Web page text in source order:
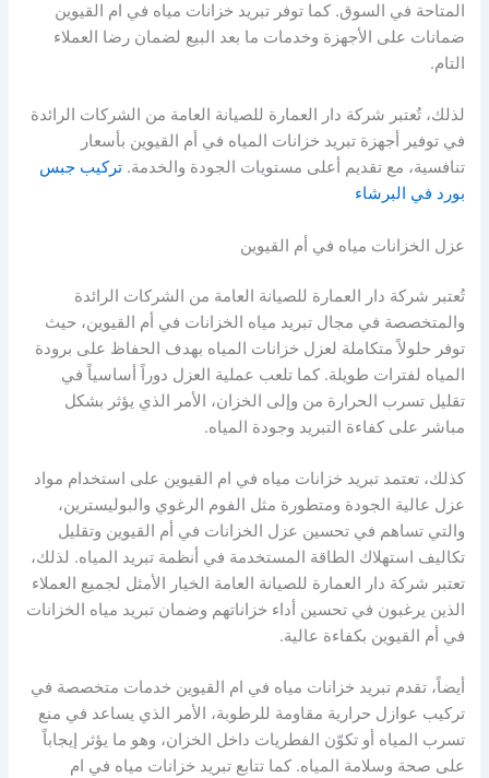
المتاحة في السوق. كما توفر تبريد خزانات مياه في ام القيوين
ضمانات على الأجهزة وخدمات ما بعد البيع لضمان رضا العملاء
التام.
لذلك، تُعتبر شركة دار العمارة للصيانة العامة من الشركات الرائدة
في توفير أجهزة تبريد خزانات المياه في أم القيوين بأسعار
تنافسية، مع تقديم أعلى مستويات الجودة والخدمة.تركيب جبس
بورد في البرشاء
عزل الخزانات مياه في أم القيوين
تُعتبر شركة دار العمارة للصيانة العامة من الشركات الرائدة
والمتخصصة في مجال تبريد مياه الخزانات في أم القيوين، حيث
توفر حلولاً متكاملة لعزل خزانات المياه بهدف الحفاظ على برودة
المياه لفترات طويلة. كما تلعب عملية العزل دوراً أساسياً في
تقليل تسرب الحرارة من وإلى الخزان، الأمر الذي يؤثر بشكل
مباشر على كفاءة التبريد وجودة المياه.
كذلك، تعتمد تبريد خزانات مياه في ام القيوين على استخدام مواد
عزل عالية الجودة ومتطورة مثل الفوم الرغوي والبوليسترين،
والتي تساهم في تحسين عزل الخزانات في أم القيوين وتقليل
تكاليف استهلاك الطاقة المستخدمة في أنظمة تبريد المياه. لذلك،
تعتبر شركة دار العمارة للصيانة العامة الخيار الأمثل لجميع العملاء
الذين يرغبون في تحسين أداء خزاناتهم وضمان تبريد مياه الخزانات
في أم القيوين بكفاءة عالية.
أيضاً، تقدم تبريد خزانات مياه في ام القيوين خدمات متخصصة في
تركيب عوازل حرارية مقاومة للرطوبة، الأمر الذي يساعد في منع
تسرب المياه أو تكوّن الفطريات داخل الخزان، وهو ما يؤثر إيجاباً
على صحة وسلامة المياه. كما تتابع تبريد خزانات مياه في ام